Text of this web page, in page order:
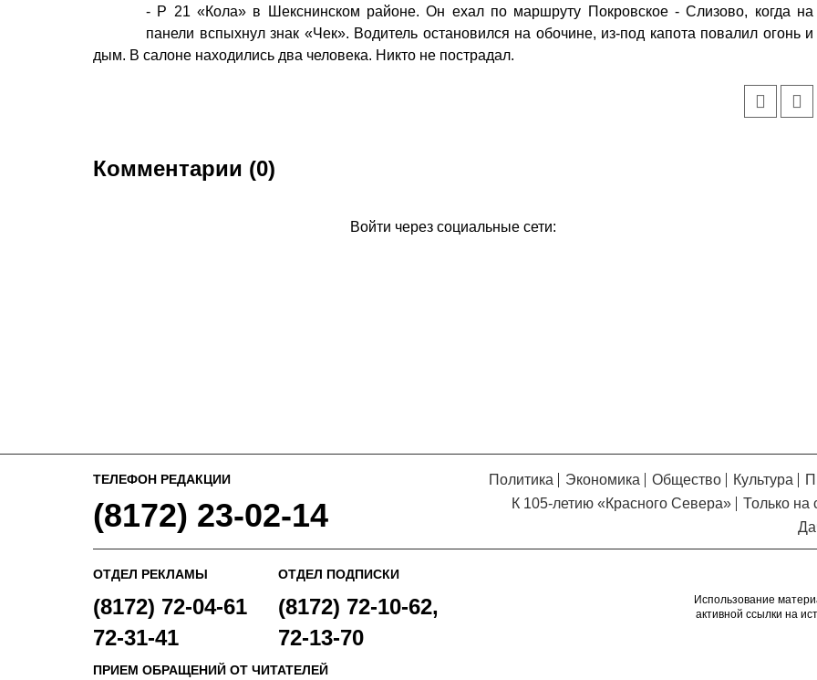
- Р 21 «Кола» в Шекснинском районе. Он ехал по маршруту Покровское - Слизово, когда на
панели вспыхнул знак «Чек». Водитель остановился на обочине, из-под капота повалил огонь и
дым. В салоне находились два человека. Никто не пострадал.
Комментарии (0)
Войти через социальные сети:
ТЕЛЕФОН РЕДАКЦИИ
(8172) 23-02-14
Политика Экономика Общество Культура
К 105-летию «Красного Севера»
Только на
ОТДЕЛ РЕКЛАМЫ
(8172) 72-04-61
72-31-41
ОТДЕЛ ПОДПИСКИ
(8172) 72-10-62,
72-13-70
ПРИЕМ ОБРАЩЕНИЙ ОТ ЧИТАТЕЛЕЙ
Использование
активной ссылки на